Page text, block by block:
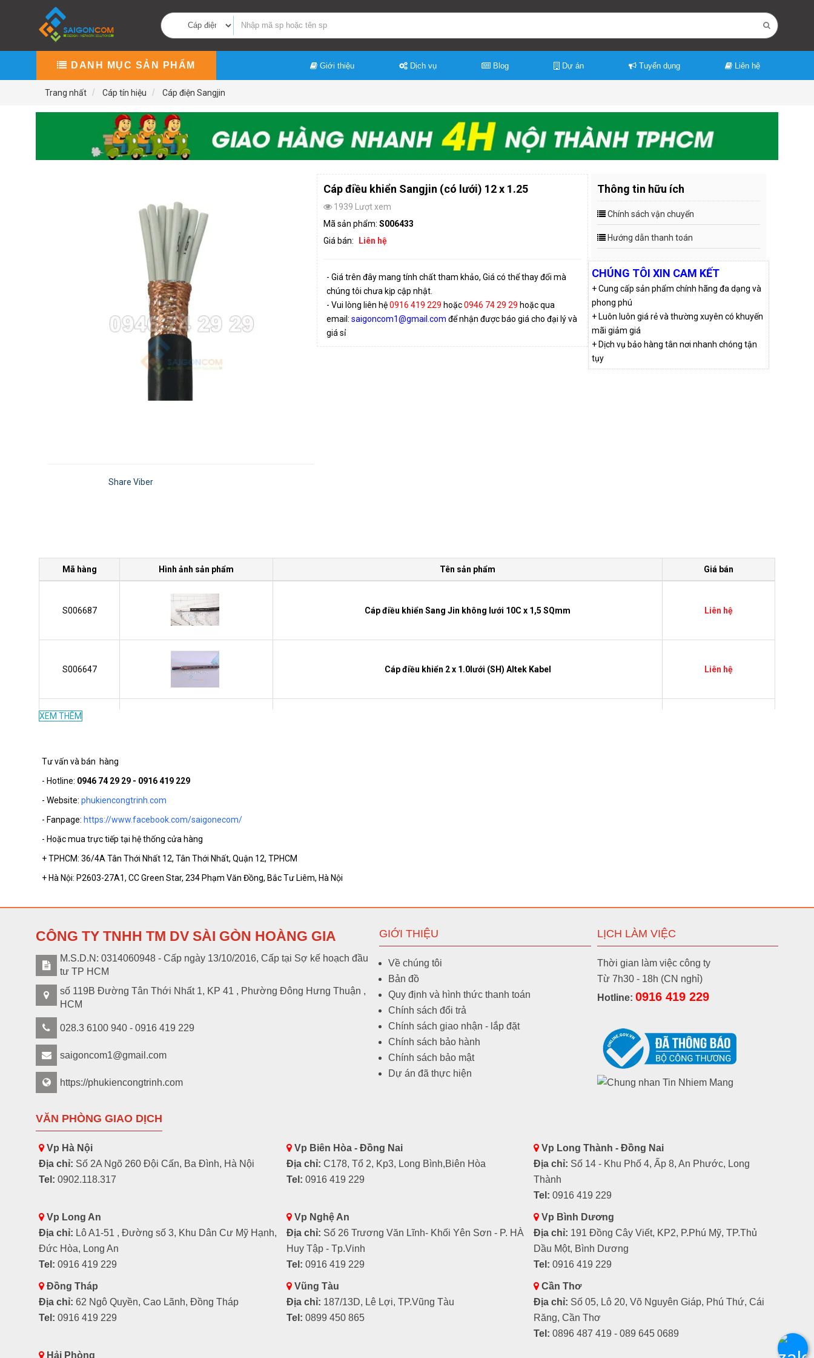
DANH MỤC SẢN PHẨM Giới thiệu Dịch vụ Blog Dự án Tuyển dụng Liên hệ
Trang nhất Cáp tín hiệu Cáp điện Sangjin
Share Viber
Cáp điều khiển Sangjin (có lưới) 12 x 1.25
1939 Lượt xem
Mã sản phẩm: S006433
Giá bán:
Liên hệ
- Giá trên đây mang tính chất tham khảo, Giá có thể thay đổi mà
chúng tôi chưa kịp cập nhật.
- Vui lòng liên hệ0916 419 229 hoặc0946 74 29 29 hoặc qua
email: saigoncom1@gmail.com để nhận được báo giá cho đại lý và
giá sỉ
Thông tin hữu ích
Chính sách vận chuyển
Hướng dẫn thanh toán
CHÚNG TÔI XIN CAM KẾT
+ Cung cấp sản phẩm chính hãng đa dạng và
phong phú
+ Luôn luôn giá rẻ và thường xuyên có khuyến
mãi giảm giá
+ Dịch vụ bảo hàng tân nơi nhanh chóng tận
tụy
Mã hàng Hình ảnh sản phẩm Tên sản phẩm Giá bán
S006687 Cáp điều khiển Sang Jin không lưới 10C x 1,5 SQmm Liên hệ
S006647 Cáp điều khiển 2 x 1.0lưới (SH) Altek Kabel Liên hệ
S006503
S006502
S006500 Cáp điều khiển Sang Jin có lưới 16C x 0,75 SQmm Liên hệ
S006499 Cáp điều khiển Sang Jin có lưới 12C x 0,75 SQmm
XEM THÊM
Tư vấn và bán hàng
- Hotline: 0946 74 29 29 - 0916 419 229
- Website: phukiencongtrinh.com
- Fanpage: https://www.facebook.com/saigonecom/
- Hoặc mua trực tiếp tại hệ thống cửa hàng
+ TPHCM: 36/4A Tân Thới Nhất 12, Tân Thới Nhất, Quận 12, TPHCM
+ Hà Nội: P2603-27A1, CC Green Star, 234 Phạm Văn Đồng, Bắc Tư Liêm, Hà Nội
CÔNG TY TNHH TM DV SÀI GÒN HOÀNG GIA
M.S.D.N: 0314060948 - Cấp ngày 13/10/2016, Cấp tại Sợ kế hoạch đầu
tư TP HCM
số 119B Đường Tân Thới Nhất 1, KP 41 , Phường Đông Hưng Thuận ,
HCM
028.3 6100 940 - 0916 419 229
saigoncom1@gmail.com
https://phukiencongtrinh.com
GIỚI THIỆU
Về chúng tôi
Bản đồ
Quy định và hình thức thanh toán
Chính sách đổi trả
Chính sách giao nhận - lắp đặt
Chính sách bảo hành
Chính sách bảo mật
Dự án đã thực hiện
LỊCH LÀM VIỆC
Thời gian làm việc công ty
Từ 7h30 - 18h (CN nghỉ)
Hotline: 0916 419 229
VĂN PHÒNG GIAO DỊCH
Vp Hà Nội
Địa chỉ: Số 2A Ngõ 260 Đội Cấn, Ba Đình, Hà Nội
Tel: 0902.118.317
Vp Biên Hòa - Đồng Nai
Địa chỉ: C178, Tổ 2, Kp3, Long Bình,Biên Hòa
Tel: 0916 419 229
Vp Long Thành - Đồng Nai
Địa chỉ: Số 14 - Khu Phố 4, Ấp 8, An Phước, Long
Thành
Tel: 0916 419 229
Vp Long An
Địa chỉ: Lô A1-51 , Đường số 3, Khu Dân Cư Mỹ Hạnh,
Đức Hòa, Long An
Tel: 0916 419 229
Vp Nghệ An
Địa chỉ: Số 26 Trương Văn Lĩnh- Khối Yên Sơn - P. HÀ
Huy Tập - Tp.Vinh
Tel: 0916 419 229
Vp Bình Dương
Địa chỉ: 191 Đồng Cây Viết, KP2, P.Phú Mỹ, TP.Thủ
Dầu Một, Bình Dương
Tel: 0916 419 229
Đồng Tháp
Địa chỉ: 62 Ngô Quyền, Cao Lãnh, Đồng Tháp
Tel: 0916 419 229
Vũng Tàu
Địa chỉ: 187/13D, Lê Lợi, TP.Vũng Tàu
Tel: 0899 450 865
Cần Thơ
Địa chỉ: Số 05, Lô 20, Võ Nguyên Giáp, Phú Thứ, Cái
Răng, Cần Thơ
Tel: 0896 487 419 - 089 645 0689
Hải Phòng